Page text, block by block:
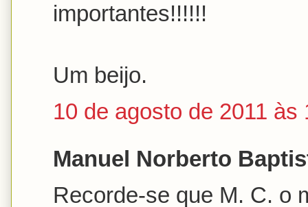
importantes!!!!!!
Um beijo.
10 de agosto de 2011 às
Manuel Norberto
Recorde-se que M. C. o